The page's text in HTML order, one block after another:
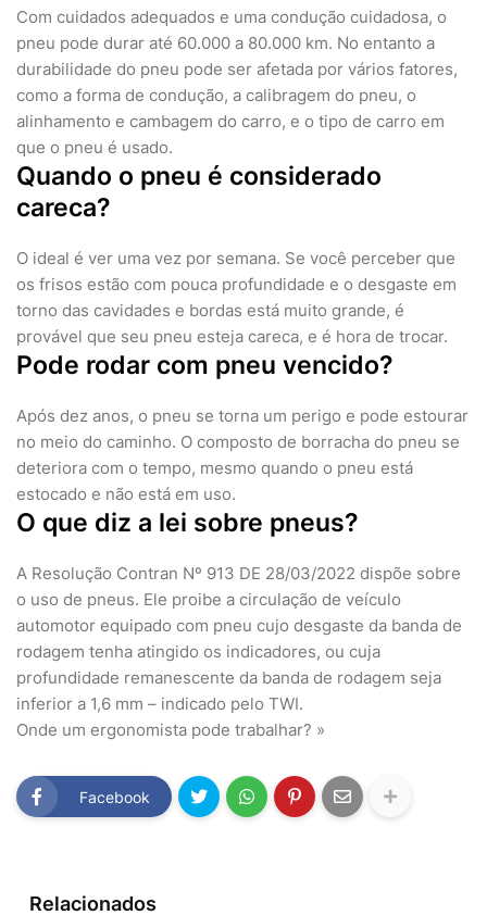
Com cuidados adequados e uma condução cuidadosa, o
pneu pode durar até 60.000 a 80.000 km. No entanto a
durabilidade do pneu pode ser afetada por vários fatores,
como a forma de condução, a calibragem do pneu, o
alinhamento e cambagem do carro, e o tipo de carro em
que o pneu é usado.
Quando o pneu é considerado
careca?
O ideal é ver uma vez por semana. Se você perceber que
os frisos estão com pouca profundidade e o desgaste em
torno das cavidades e bordas está muito grande, é
provável que seu pneu esteja careca, e é hora de trocar.
Pode rodar com pneu vencido?
Após dez anos, o pneu se torna um perigo e pode estourar
no meio do caminho. O composto de borracha do pneu se
deteriora com o tempo, mesmo quando o pneu está
estocado e não está em uso.
O que diz a lei sobre pneus?
A Resolução Contran Nº 913 DE 28/03/2022 dispõe sobre
o uso de pneus. Ele proibe a circulação de veículo
automotor equipado com pneu cujo desgaste da banda de
rodagem tenha atingido os indicadores, ou cuja
profundidade remanescente da banda de rodagem seja
inferior a 1,6 mm – indicado pelo TWI.
Onde um ergonomista pode trabalhar? »
Facebook
Relacionados